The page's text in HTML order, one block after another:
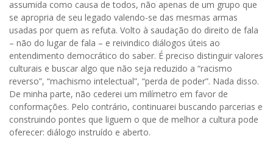
assumida como causa de todos, não apenas de um grupo que
se apropria de seu legado valendo-se das mesmas armas
usadas por quem as refuta. Volto à saudação do direito de fala
– não do lugar de fala – e reivindico diálogos úteis ao
entendimento democrático do saber. É preciso distinguir valores
culturais e buscar algo que não seja reduzido a “racismo
reverso”, “machismo intelectual”, “perda de poder”. Nada disso.
De minha parte, não cederei um milímetro em favor de
conformações. Pelo contrário, continuarei buscando parcerias e
construindo pontes que liguem o que de melhor a cultura pode
oferecer: diálogo instruído e aberto.